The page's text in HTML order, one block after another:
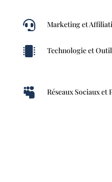
 Marketing et
 Technologie et
 Réseaux Sociaux et